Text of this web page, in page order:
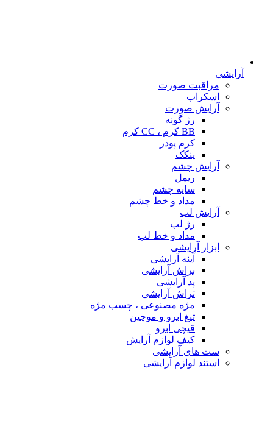
آرایشی
مراقبت صورت
اسکراب
آرایش صورت
رژ گونه
BB کرم ، CC کرم
کرم پودر
پنکک
آرایش چشم
ریمل
سایه چشم
مداد و خط چشم
آرایش لب
رژ لب
مداد و خط لب
ابزار آرایشی
آینه آرایشی
براش آرایشی
پد آرایشی
تراش آرایشی
مژه مصنوعی ، چسب مژه
تیغ ابرو و موچین
قیچی ابرو
کیف لوازم آرایش
ست های آرایشی
استند لوازم آرایشی